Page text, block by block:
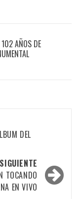
AÑOS DE
DEL
SIGUIENTE
TOCANDO
EN VIVO